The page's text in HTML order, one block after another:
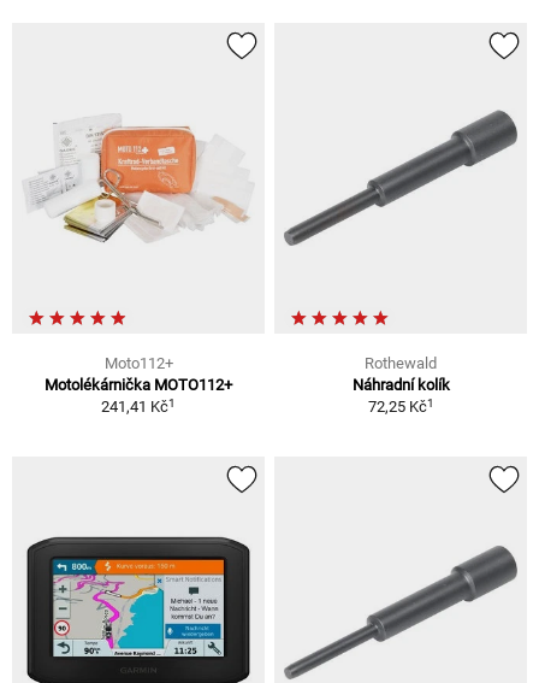
Moto112+
Motolékárnička MOTO112+
241,41 Kč1
Rothewald
Náhradní kolík
72,25 Kč1